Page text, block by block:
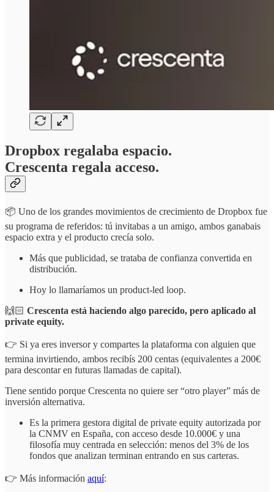
Dropbox regalaba espacio.
Crescenta regala acceso.
📦 Uno de los grandes movimientos de crecimiento de Dropbox fue
su programa de referidos: tú invitabas a un amigo, ambos ganabais
espacio extra y el producto crecía solo.
Más que publicidad, se trataba de confianza convertida en
distribución.
Hoy lo llamaríamos un product-led loop.
🙌🏻 Crescenta está haciendo algo parecido, pero aplicado al
private equity.
👉 Si ya eres inversor y compartes la plataforma con alguien que
termina invirtiendo, ambos recibís 200 centas (equivalentes a 200€
para descontar en futuras llamadas de capital).
Tiene sentido porque Crescenta no quiere ser “otro player” más de
inversión alternativa.
Es la primera gestora digital de private equity autorizada por
la CNMV en España, con acceso desde 10.000€ y una
filosofía muy centrada en selección: menos del 3% de los
fondos que analizan terminan entrando en sus carteras.
👉 Más información aquí: